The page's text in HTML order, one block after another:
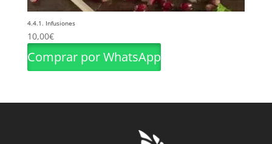
4.4.1. Infusiones
10,00€
Comprar por WhatsApp